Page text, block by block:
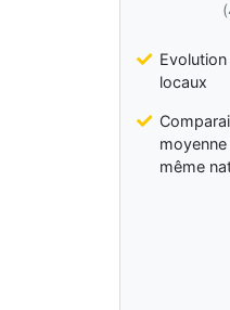
(
locaux
même